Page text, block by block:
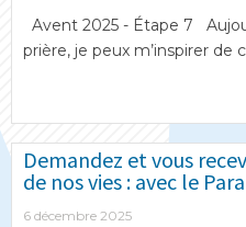
Avent 2025 - Étape 7
prière, je peux m’inspirer de
Demandez et vous
de nos vies : avec le
6 décembre 2025